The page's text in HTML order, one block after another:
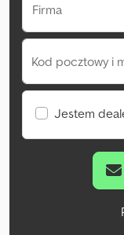
Firma
Kod pocztowy i
Jestem